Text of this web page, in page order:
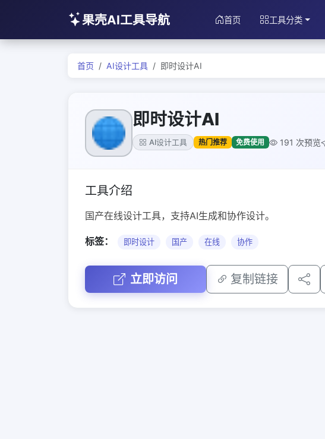
果壳AI工具导航 首页 工具分类
首页 AI设计工具 即时设计AI
即时设计AI
AI设计工具 热门推荐 免费使用 191 次预览
工具介绍
国产在线设计工具，支持AI生成和协作设计。
标签： 即时设计 国产 在线 协作
立即访问 复制链接